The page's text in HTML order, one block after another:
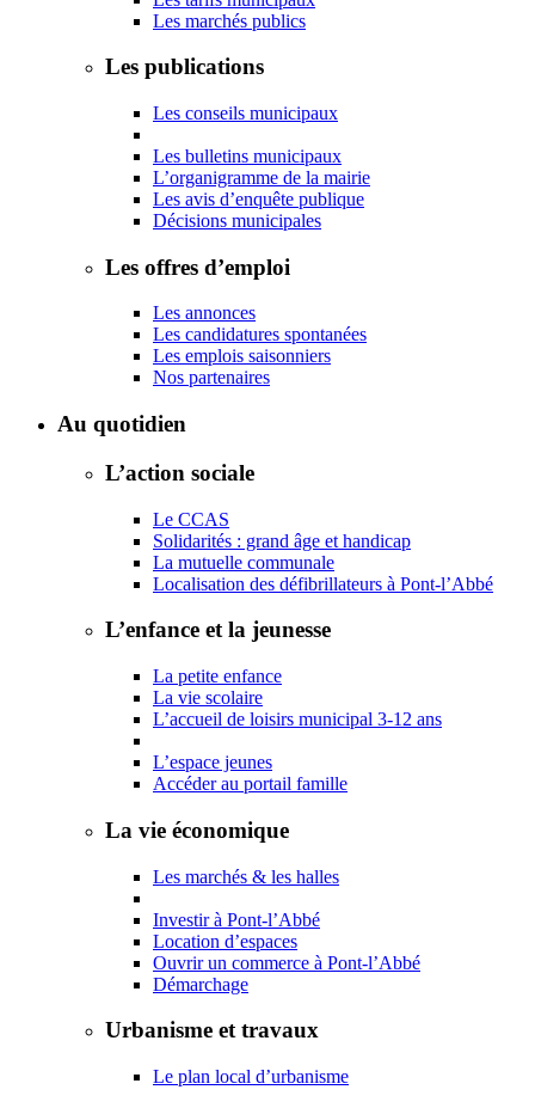
Les marchés publics
Les publications
Les conseils municipaux
Les bulletins municipaux
L’organigramme de la mairie
Les avis d’enquête publique
Décisions municipales
Les offres d’emploi
Les annonces
Les candidatures spontanées
Les emplois saisonniers
Nos partenaires
Au quotidien
L’action sociale
Le CCAS
Solidarités : grand âge et handicap
La mutuelle communale
Localisation des défibrillateurs à Pont-l’Abbé
L’enfance et la jeunesse
La petite enfance
La vie scolaire
L’accueil de loisirs municipal 3-12 ans
L’espace jeunes
Accéder au portail famille
La vie économique
Les marchés & les halles
Investir à Pont-l’Abbé
Location d’espaces
Ouvrir un commerce à Pont-l’Abbé
Démarchage
Urbanisme et travaux
Le plan local d’urbanisme